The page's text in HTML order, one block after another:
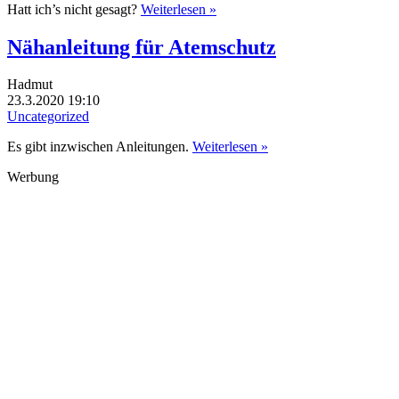
Hatt ich’s nicht gesagt? Weiterlesen »
Nähanleitung für Atemschutz
Hadmut
23.3.2020 19:10
Uncategorized
Es gibt inzwischen Anleitungen. Weiterlesen »
Werbung